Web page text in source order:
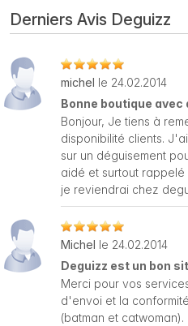
Derniers Avis Deguizz
michel le 24.02.2014
Bonne boutique avec
Bonjour, Je tiens à
disponibilité clients.
sur un déguisement
aidé et surtout
je reviendrai chez
Michel le 24.02.2014
Deguizz est un bon
Merci pour vos
d'envoi et la
(batman et